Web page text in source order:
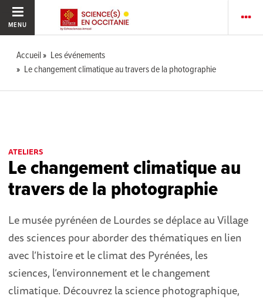
MENU
Accueil
Les événements
Le changement climatique au travers de la photographie
ATELIERS
Le changement climatique au
travers de la photographie
Le musée pyrénéen de Lourdes se déplace au Village
des sciences pour aborder des thématiques en lien
avec l’histoire et le climat des Pyrénées, les
sciences, l’environnement et le changement
climatique. Découvrez la science photographique,